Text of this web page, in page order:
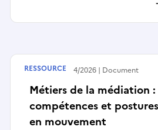
Métiers de la médiation :
compétences et postures
en mouvement
Publié le21/04/2026 Document
RESSOURCE